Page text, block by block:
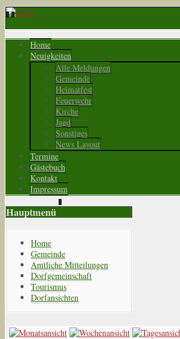
Home
Neuigkeiten
Alle Meldungen
Gemeinde
Heimatfest
Feuerwehr
Kirche
Jagd
Sonstiges
News Layout
Termine
Gästebuch
Kontakt
Impressum
Hauptmenü
Home
Gemeinde
Amtliche Mitteilungen
Dorfgemeinschaft
Tourismus
Dorfansichten